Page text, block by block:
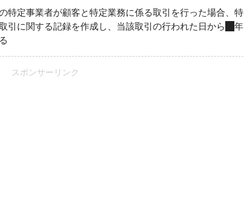
特定事業者が顧客と特定業務に係る取引を行った場合、特
引に関する記録を作成し、当該取引の行われた日から
年
スポンサーリンク